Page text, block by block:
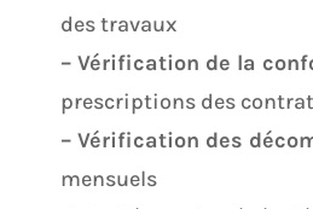
des travaux
– Vérification de la
prescriptions des
– Vérification des
mensuels